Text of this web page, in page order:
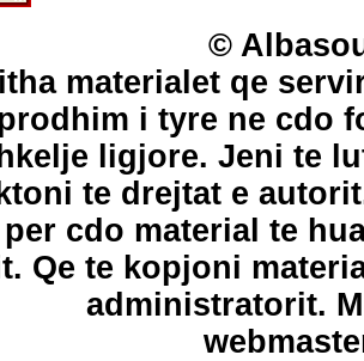
©
materialet qe
i tyre ne cdo
ligjore. Jeni te
te drejtat e
cdo material te
Qe te kopjoni
administratorit.